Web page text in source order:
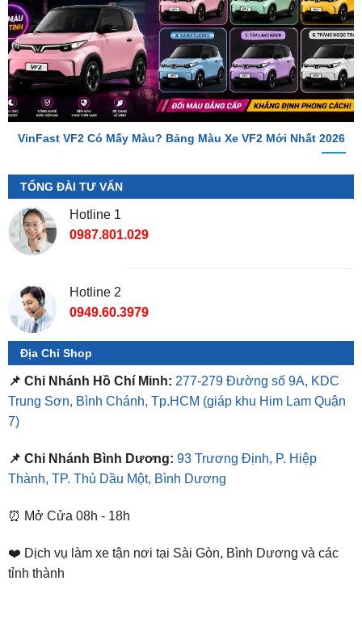
VinFast VF2 Có Mấy Màu? Bảng Màu Xe VF2 Mới Nhất 2026
TỔNG ĐÀI TƯ VẤN
Hotline 1
0987.801.029
Địa Chỉ Shop
📌 Chi Nhánh Hồ Chí Minh: 277-279 Đường số 9A, KDC
Trung Sơn, Bình Chánh, Tp.HCM
7)
📌 Chi Nhánh Bình Dương:
⏰ Mở Cửa 08h - 18h
❤️ Dịch vụ làm xe tận nơi tại Sài Gòn, Bình Dương và các